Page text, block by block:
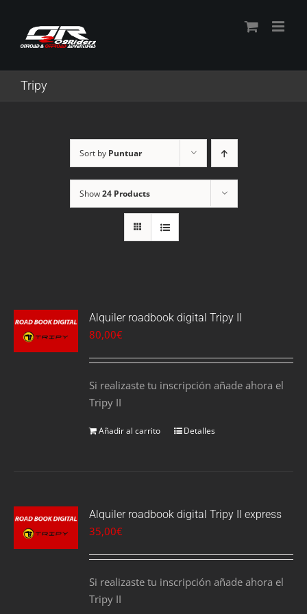
content
Tripy
Sort by Puntuar
Show24 Products
Alquiler roadbook digital Tripy II
80,00€
Si realizaste tu inscripción añade ahora el
Tripy II
Añadir al carrito Detalles
Alquiler roadbook digital Tripy II express
35,00€
Si realizaste tu inscripción añade ahora el
Tripy II